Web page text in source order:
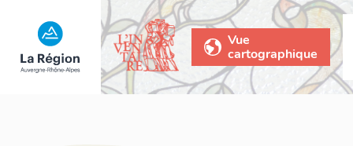
Vue
cartographique